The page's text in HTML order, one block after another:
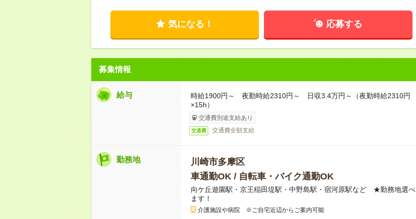
気になる！ 応募する
募集情報
給与
時給1900円～ 夜勤時給2310円～ 日収3.4万円～（夜勤時給2310円
×15h）
交通費別途支給あり
交通費 交通費全額支給
勤務地
川崎市多摩区
車通勤OK / 自転車・バイク通勤OK
向ケ丘遊園駅・京王稲田堤駅・中野島駅・宿河原駅など ★勤務地選べ
ます！
介護施設や病院 ※ご自宅近辺からご案内可能